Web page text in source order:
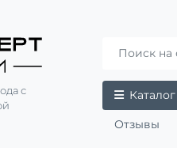
с
Каталог
Отзывы